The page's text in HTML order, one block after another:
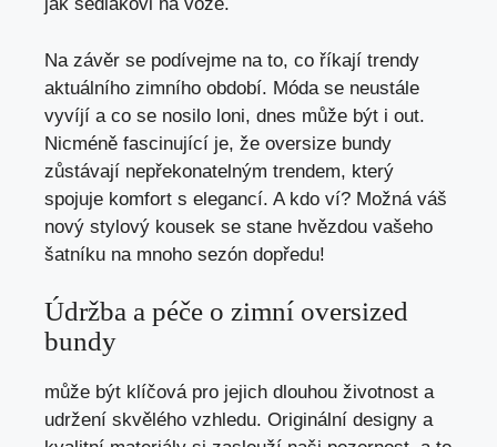
Na závěr se podívejme na to, co říkají trendy
aktuálního zimního období. Móda se neustále‌
vyvíjí a co se nosilo loni, dnes může být i out.
Nicméně fascinující‍ je, že oversize bundy
zůstávají nepřekonatelným trendem, který
spojuje komfort s elegancí. A kdo ví? Možná váš
nový stylový kousek se stane hvězdou vašeho
šatníku⁢ na mnoho sezón dopředu!
Údržba a péče o zimní​ oversized
bundy
může být klíčová pro⁤ jejich dlouhou⁤ životnost a
udržení skvělého vzhledu. Originální designy a